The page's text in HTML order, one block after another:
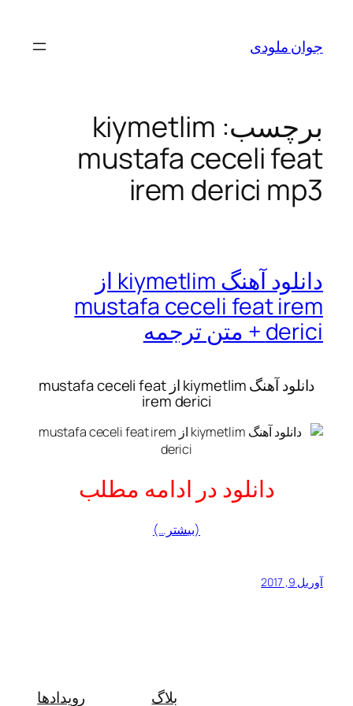
محتواجوان ملودی
برچسب: kiymetlim
mustafa ceceli feat
irem derici mp3
دانلود آهنگ kiymetlim از
mustafa ceceli feat irem
derici + متن ترجمه
دانلود آهنگ kiymetlim از mustafa ceceli feat
irem derici
دانلود در ادامه مطلب
(بیشتر…)
آوریل 9, 2017
بلاگ رویدادها